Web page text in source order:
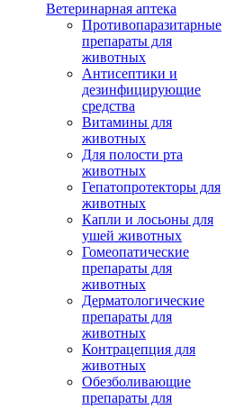
Ветеринарная аптека
Противопаразитарные
препараты для
животных
Антисептики и
дезинфицирующие
средства
Витамины для
животных
Для полости рта
животных
Гепатопротекторы для
животных
Капли и лосьоны для
ушей животных
Гомеопатические
препараты для
животных
Дерматологические
препараты для
животных
Контрацепция для
животных
Обезболивающие
препараты для